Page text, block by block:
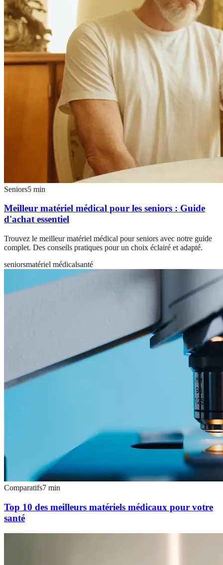
Seniors5 min
Meilleur matériel médical pour les seniors : Guide
d'achat essentiel
Trouvez le meilleur matériel médical pour seniors avec notre guide
complet. Des conseils pratiques pour un choix éclairé et adapté.
seniorsmatériel médicalsanté
Comparatifs7 min
Top 10 des meilleurs matériels médicaux pour votre
santé